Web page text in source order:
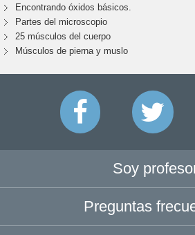
Encontrando óxidos básicos.
Partes del microscopio
25 músculos del cuerpo
Músculos de pierna y muslo
Soy
Preguntas